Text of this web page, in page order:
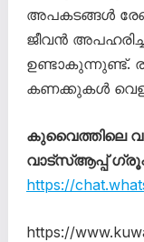
അപകടങ്ങൾ
ജീവൻ
ഉണ്ടാകുന്നുണ്ട്.
കണക്കുകൾ
കുവൈത്തിലെ
വാട്സ്ആപ്പ്
https://
https://